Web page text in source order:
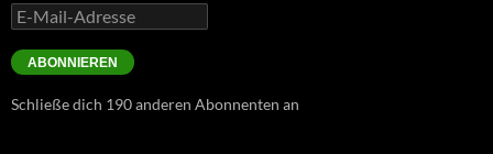
E-
Mail-
Adresse
ABONNIEREN
Schließe dich 190 anderen Abonnenten an